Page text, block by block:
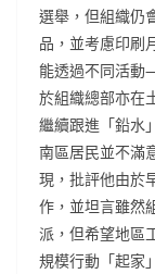
選舉，但組織仍
品，並考慮印刷
能透過不同活動
於組織總部亦在
繼續跟進「鉛水
南區居民並不滿
現，批評他由於
作，並坦言雖然
派，但希望地區
規模行動「起家